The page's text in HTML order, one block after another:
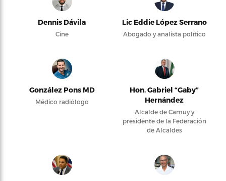
Dennis Dávila
Cine
Lic Eddie López Serrano
Abogado y analista político
González Pons MD
Médico radiólogo
Hon. Gabriel “Gaby”
Hernández
Alcalde de Camuy y
presidente de la Federación
de Alcaldes